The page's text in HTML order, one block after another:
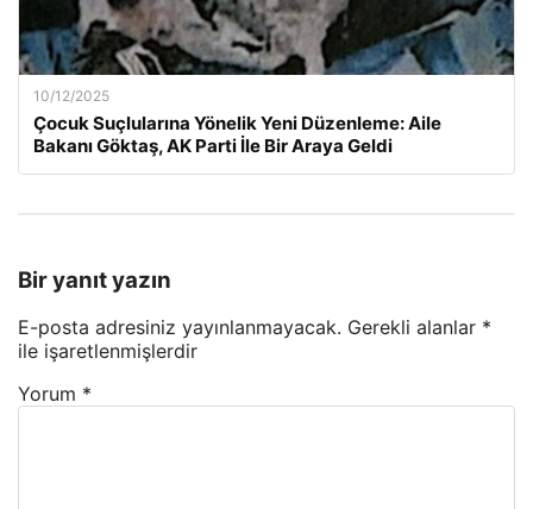
10/12/2025
Çocuk Suçlularına Yönelik Yeni Düzenleme: Aile
Bakanı Göktaş, AK Parti İle Bir Araya Geldi
Bir yanıt yazın
E-posta adresiniz yayınlanmayacak. Gerekli alanlar *
ile işaretlenmişlerdir
Yorum *